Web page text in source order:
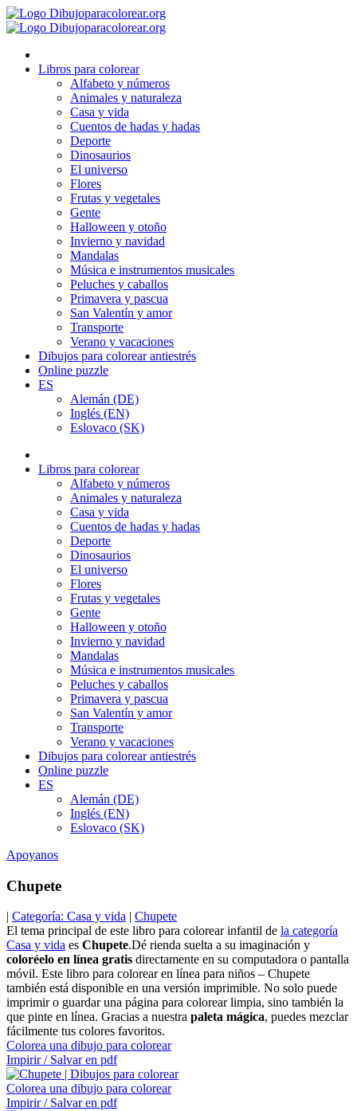
Ir
al
Libros para colorear
Alfabeto y números
Animales y naturaleza
Casa y vida
Cuentos de hadas y hadas
Deporte
Dinosaurios
El universo
Flores
Frutas y vegetales
Gente
Halloween y otoño
Invierno y navidad
Mandalas
Música e instrumentos musicales
Peluches y caballos
Primavera y pascua
San Valentín y amor
Transporte
Verano y vacaciones
Dibujos para colorear antiestrés
Online puzzle
ES
Alemán (DE)
Inglés (EN)
Eslovaco (SK)
Libros para colorear
Alfabeto y números
Animales y naturaleza
Casa y vida
Cuentos de hadas y hadas
Deporte
Dinosaurios
El universo
Flores
Frutas y vegetales
Gente
Halloween y otoño
Invierno y navidad
Mandalas
Música e instrumentos musicales
Peluches y caballos
Primavera y pascua
San Valentín y amor
Transporte
Verano y vacaciones
Dibujos para colorear antiestrés
Online puzzle
ES
Alemán (DE)
Inglés (EN)
Eslovaco (SK)
Apoyanos
Chupete
| Categoría: Casa y vida | Chupete
El tema principal de este libro para colorear infantil de la categoría
Casa y vida es Chupete.Dé rienda suelta a su imaginación y
coloréelo en línea gratis directamente en su computadora o pantalla
móvil. Este libro para colorear en línea para niños – Chupete
también está disponible en una versión imprimible. No solo puede
imprimir o guardar una página para colorear limpia, sino también la
que pinte en línea. Gracias a nuestra paleta mágica, puedes mezclar
fácilmente tus colores favoritos.
Colorea una dibujo para colorear
Impirir / Salvar en pdf
Colorea una dibujo para colorear
Impirir / Salvar en pdf